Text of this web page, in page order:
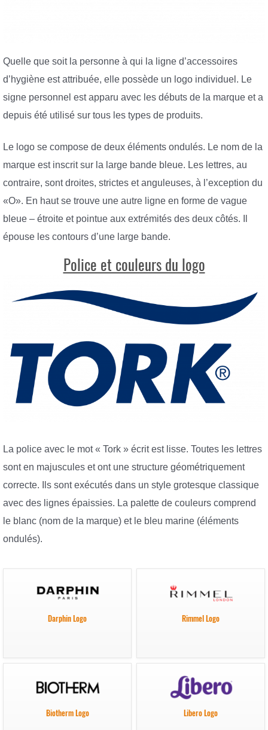
Quelle que soit la personne à qui la ligne d’accessoires
d’hygiène est attribuée, elle possède un logo individuel. Le
signe personnel est apparu avec les débuts de la marque et a
depuis été utilisé sur tous les types de produits.
Le logo se compose de deux éléments ondulés. Le nom de la
marque est inscrit sur la large bande bleue. Les lettres, au
contraire, sont droites, strictes et anguleuses, à l’exception du
«O». En haut se trouve une autre ligne en forme de vague
bleue – étroite et pointue aux extrémités des deux côtés. Il
épouse les contours d’une large bande.
Police et couleurs du logo
La police avec le mot « Tork » écrit est lisse. Toutes les lettres
sont en majuscules et ont une structure géométriquement
correcte. Ils sont exécutés dans un style grotesque classique
avec des lignes épaissies. La palette de couleurs comprend
le blanc (nom de la marque) et le bleu marine (éléments
ondulés).
Darphin Logo Rimmel Logo
Biotherm Logo Libero Logo